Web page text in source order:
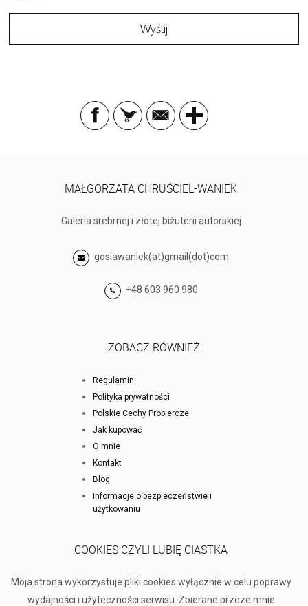
MAŁGORZATA CHRUŚCIEL-WANIEK
Galeria srebrnej i złotej biżuterii autorskiej
gosiawaniek(at)gmail(dot)com
+48 603 960 980
ZOBACZ RÓWNIEŻ
Regulamin
Polityka prywatności
Polskie Cechy Probiercze
Jak kupować
O mnie
Kontakt
Blog
Informacje o bezpieczeństwie i
użytkowaniu
COOKIES CZYLI LUBIĘ CIASTKA
Moja strona wykorzystuje pliki cookies wyłącznie w celu poprawy
wydajności i użyteczności serwisu. Zbierane przeze mnie